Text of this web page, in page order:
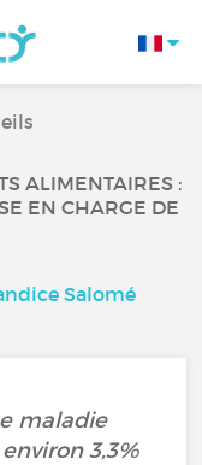
ALIMENTAIRES :
EN CHARGE DE
Salomé
maladie
3,3%